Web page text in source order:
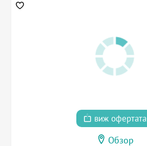
виж офертата
Обзор